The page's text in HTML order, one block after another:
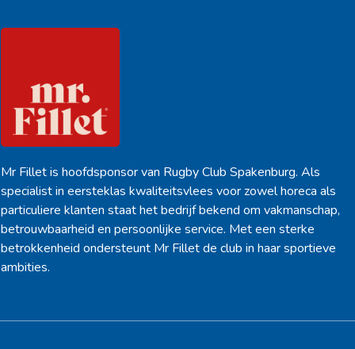
Mr Fillet is hoofdsponsor van Rugby Club Spakenburg. Als
specialist in eersteklas kwaliteitsvlees voor zowel horeca als
particuliere klanten staat het bedrijf bekend om vakmanschap,
betrouwbaarheid en persoonlijke service. Met een sterke
betrokkenheid ondersteunt Mr Fillet de club in haar sportieve
ambities.